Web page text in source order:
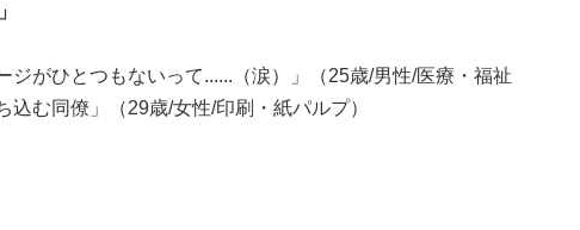
ジがひとつもないって......（涙）」（25歳/男性/医療・福祉
込む同僚」（29歳/女性/印刷・紙パルプ）